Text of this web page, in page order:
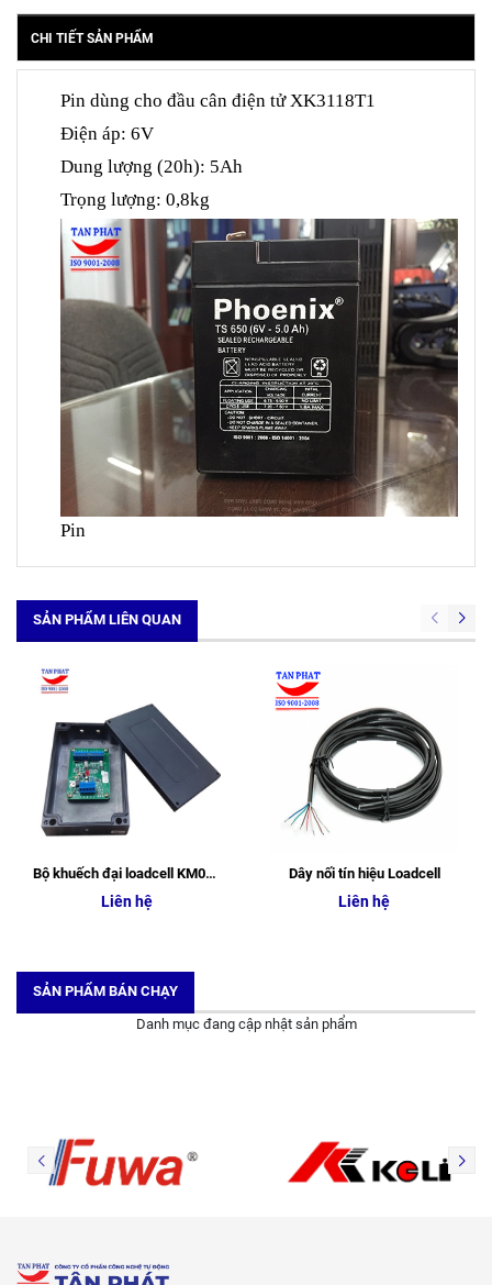
CHI TIẾT SẢN PHẨM
Pin dùng cho đầu cân điện tử XK3118T1
Điện áp: 6V
Dung lượng (20h): 5Ah
Trọng lượng: 0,8kg
Pin
SẢN PHẨM LIÊN QUAN
Bộ khuếch đại loadcell KM02A
Liên hệ
Dây nối tín hiệu Loadcell
Liên hệ
SẢN PHẨM BÁN CHẠY
Danh mục đang cập nhật sản phẩm